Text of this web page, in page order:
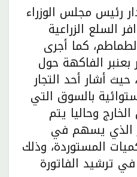
رئيس مجلس الوزراء
السلع الزراعية
كما أجرى
بعنبر الفاكهة حول
أشار أحد التجار
بالسوق التي
وحاليا يتم
الذي يسهم في
المستوردة، وذلك
ترشيد الفاتورة